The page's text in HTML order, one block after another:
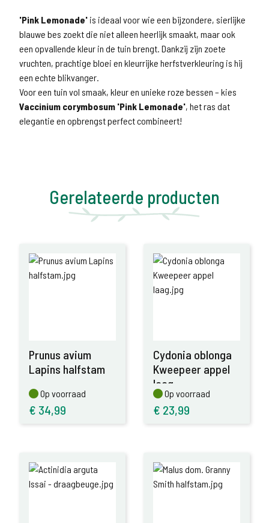
'Pink Lemonade' is ideaal voor wie een bijzondere, sierlijke
blauwe bes zoekt die niet alleen heerlijk smaakt, maar ook
een opvallende kleur in de tuin brengt. Dankzij zijn zoete
vruchten, prachtige bloei en kleurrijke herfstverkleuring is hij
een echte blikvanger.
Voor een tuin vol smaak, kleur en unieke roze bessen – kies
Vaccinium corymbosum 'Pink Lemonade', het ras dat
elegantie en opbrengst perfect combineert!
Gerelateerde producten
Prunus avium
Lapins halfstam
Op voorraad
Op voorraad
€ 34,99
Cydonia oblonga
Kweepeer appel
laag
Op voorraad
Op voorraad
€ 23,99